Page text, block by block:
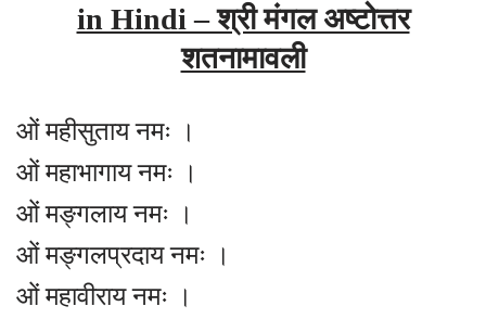
in Hindi – श्री मंगल अष्टोत्तर
शतनामावली
ओं महीसुताय नमः ।
ओं महाभागाय नमः ।
ओं मङ्गलाय नमः ।
ओं मङ्गलप्रदाय नमः ।
ओं महावीराय नमः ।